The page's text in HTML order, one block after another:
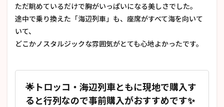
ただ眺めているだけで胸がいっぱいになる美しさでした。
途中で乗り換えた「海辺列車」も、座席がすべて海を向いて
いて、
どこかノスタルジックな雰囲気がとても心地よかったです。
🌟トロッコ・海辺列車ともに現地で購入す
ると行列なので事前購入がおすすめです✨